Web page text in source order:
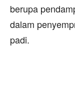
berupa
dalam
padi.